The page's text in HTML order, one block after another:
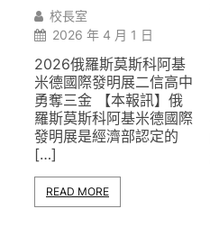
校長室
2026 年 4 月 1 日
2026俄羅斯莫斯科阿基
米德國際發明展二信高中
勇奪三金 【本報訊】俄
羅斯莫斯科阿基米德國際
發明展是經濟部認定的
[…]
READ MORE